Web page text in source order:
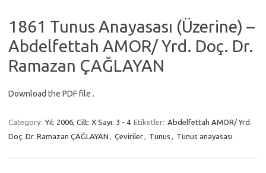
1861 Tunus Anayasası (Üzerine) –
Abdelfettah AMOR/ Yrd. Doç. Dr.
Ramazan ÇAĞLAYAN
Download the PDF file .
Category: Yıl: 2006, Cilt: X Sayı: 3 - 4 Etiketler: Abdelfettah AMOR/ Yrd.
Doç. Dr. Ramazan ÇAĞLAYAN
Çeviriler Tunus Tunus anayasası